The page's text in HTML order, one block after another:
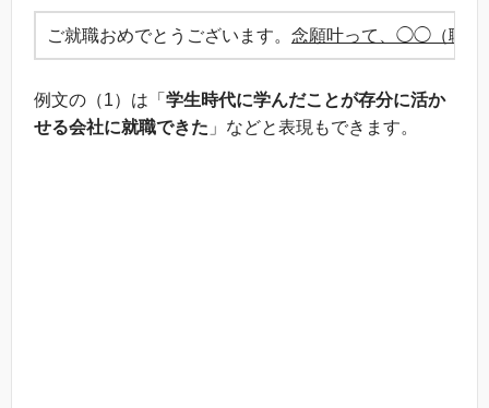
ご就職おめでとうございます。 念願叶って、◯◯（職業
例文の（1）は「 学生時代に学んだことが存分に活か
せる会社に就職できた 」などと表現もできます。